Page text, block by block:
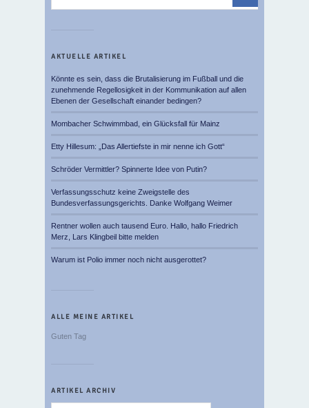
AKTUELLE ARTIKEL
Könnte es sein, dass die Brutalisierung im Fußball und die
zunehmende Regellosigkeit in der Kommunikation auf allen
Ebenen der Gesellschaft einander bedingen?
Mombacher Schwimmbad, ein Glücksfall für Mainz
Etty Hillesum: „Das Allertiefste in mir nenne ich Gott“
Schröder Vermittler? Spinnerte Idee von Putin?
Verfassungsschutz keine Zweigstelle des
Bundesverfassungsgerichts. Danke Wolfgang Weimer
Rentner wollen auch tausend Euro. Hallo, hallo Friedrich
Merz, Lars Klingbeil bitte melden
Warum ist Polio immer noch nicht ausgerottet?
ALLE MEINE ARTIKEL
Guten Tag
ARTIKEL ARCHIV